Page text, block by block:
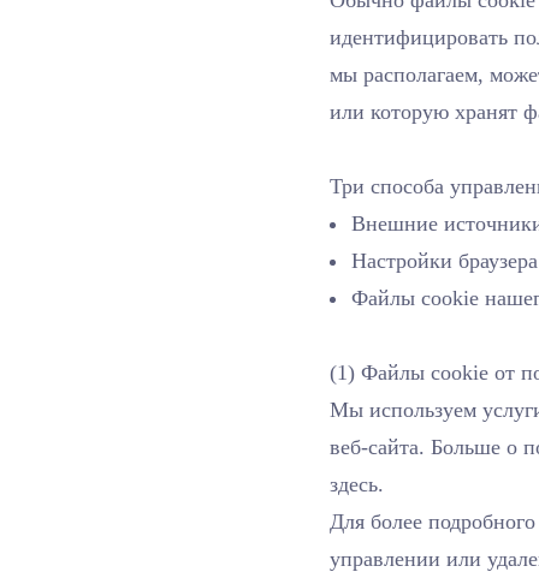
идентифицировать
мы располагаем,
или которую хранят
Три споcоба
Внешние
Настройки
Файлы cookie
(1) Файлы cookie от
Мы используем
веб-сайта. Больше о
здесь.
Для более
управлении или